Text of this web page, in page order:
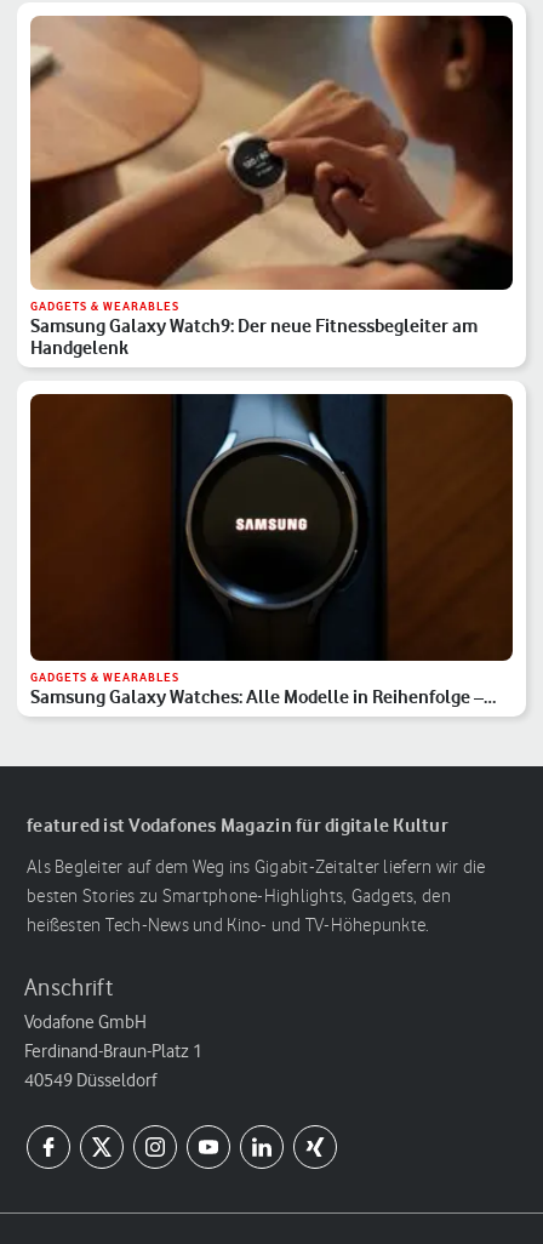
GADGETS & WEARABLES
Samsung Galaxy Watch9: Der neue Fitnessbegleiter am
Handgelenk
GADGETS & WEARABLES
Samsung Galaxy Watches: Alle Modelle in Reihenfolge –
Hauptserie, Classic & Ultra
featured ist Vodafones Magazin für digitale Kultur
Als Begleiter auf dem Weg ins Gigabit-Zeitalter liefern wir die
besten Stories zu Smartphone-Highlights, Gadgets, den
heißesten Tech-News und Kino- und TV-Höhepunkte.
Anschrift
Vodafone GmbH
Ferdinand-Braun-Platz 1
40549 Düsseldorf